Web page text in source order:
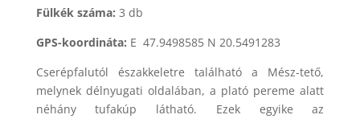
Fülkék száma: 3 db
GPS-koordináta: E 47.9498585 N 20.5491283
Cserépfalutól északkeletre található a Mész-tető,
melynek délnyugati oldalában, a plató pereme alatt
néhány tufakúp látható. Ezek egyike az